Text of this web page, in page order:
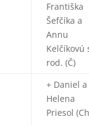
Františka
Šefčíka a
Annu
Kelčíkovú
rod. (Č)
+ Daniel a
Helena
Priesol